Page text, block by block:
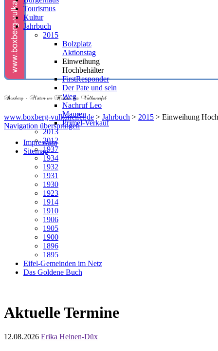
www.boxberg-vulkaneifel.de > Jahrbuch > 2015 > Einweihung
Navigation überspringen
Impressum
Sitemap
Tourismus
Kultur
Jahrbuch
2015
Bolzplatz
Aktionstag
Einweihung
Hochbehälter
FirstResponder
Der Pate und sein
Weg
Nachruf Leo
Mauren
Primel-Verkauf
2013
2012
1937
1934
1932
1931
1930
1923
1914
1910
1906
1905
1900
1896
1895
Eifel-Gemeinden im Netz
Das Goldene Buch
Aktuelle Termine
12.08.2026 Erika Heinen-Düx